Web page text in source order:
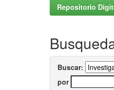
Repositorio
Buscar:
por